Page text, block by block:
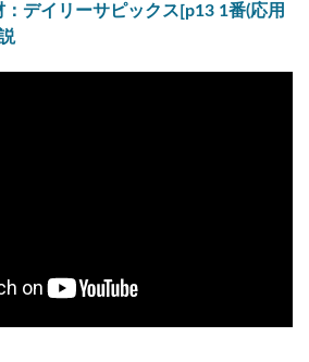
デイリーサピックス[p13 1番(応用